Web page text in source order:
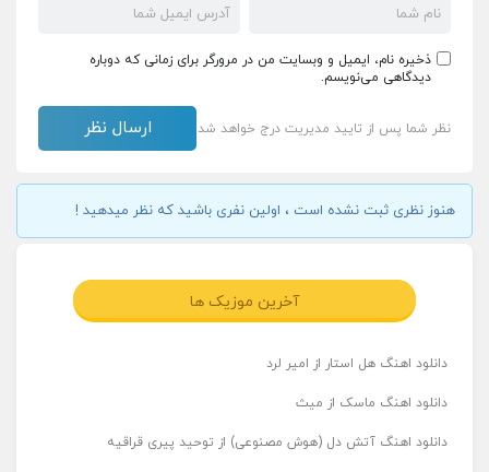
ذخیره نام، ایمیل و وبسایت من در مرورگر برای زمانی که دوباره
دیدگاهی می‌نویسم.
نظر شما پس از تایید مدیریت درج خواهد شد
هنوز نظری ثبت نشده است ، اولین نفری باشید که نظر میدهید !
آخرین موزیک ها
دانلود اهنگ هل استار از امیر لرد
دانلود اهنگ ماسک از میث
دانلود اهنگ آتش دل (هوش مصنوعی) از توحید پیری قراقیه